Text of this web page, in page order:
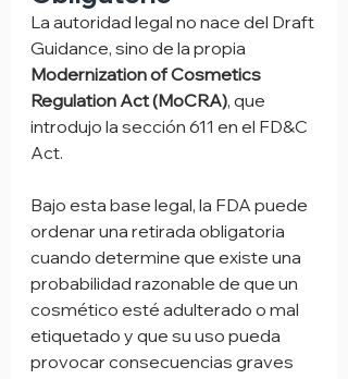
La autoridad legal no nace del Draft
Guidance, sino de la propia
Modernization of Cosmetics
Regulation Act (MoCRA), que
introdujo la sección 611 en el FD&C
Act.
Bajo esta base legal, la FDA puede
ordenar una retirada obligatoria
cuando determine que existe una
probabilidad razonable de que un
cosmético esté adulterado o mal
etiquetado y que su uso pueda
provocar consecuencias graves